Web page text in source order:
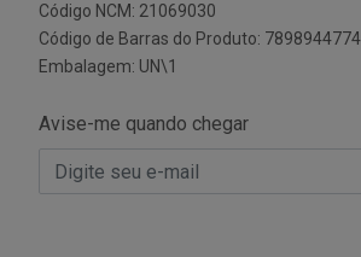
Código NCM: 21069030
Código de Barras do Produto:
Embalagem: UN\1
Avise-me quando chegar